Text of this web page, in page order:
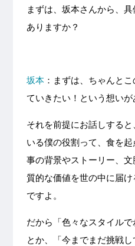
まずは、坂本さんから、
ありますか？
坂本：まずは、ちゃんと
ていきたい！という想いが
それを前提にお話しする
いる僕の役割って、食を
事の背景やストーリー、
質的な価値を世の中に届
ですよ。
だから「色々なスタイルで
とか、「今までまだ挑戦し